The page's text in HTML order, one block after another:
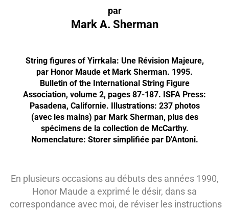
par
Mark A. Sherman
String figures of Yirrkala: Une Révision Majeure,
par Honor Maude et Mark Sherman. 1995.
Bulletin of the International String Figure
Association, volume 2, pages 87-187. ISFA Press:
Pasadena, Californie. Illustrations: 237 photos
(avec les mains) par Mark Sherman, plus des
spécimens de la collection de McCarthy.
Nomenclature: Storer simplifiée par D'Antoni.
En plusieurs occasions au débuts des années 1990,
Honor Maude a exprimé le désir, dans sa
correspondance avec moi, de réviser les instructions